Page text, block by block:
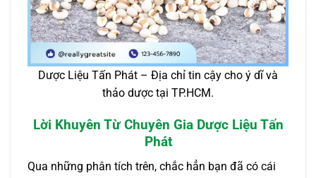
Dược Liệu Tấn Phát – Địa chỉ tin cậy cho ý dĩ và
thảo dược tại TP.HCM.
Lời Khuyên Từ Chuyên Gia Dược Liệu Tấn
Phát
Qua những phân tích trên, chắc hẳn bạn đã có cái